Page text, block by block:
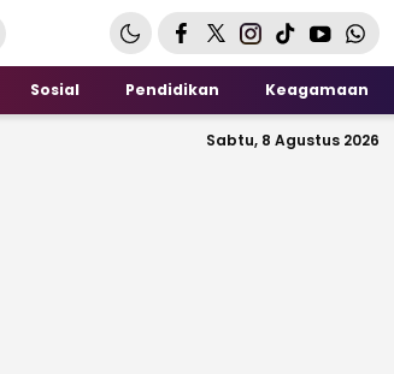
Sosial Pendidikan Keagamaan
Sabtu, 8 Agustus 2026